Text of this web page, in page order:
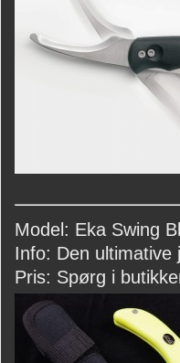
Model: Eka Swing
Info: Den ultimative
Pris: Spørg i